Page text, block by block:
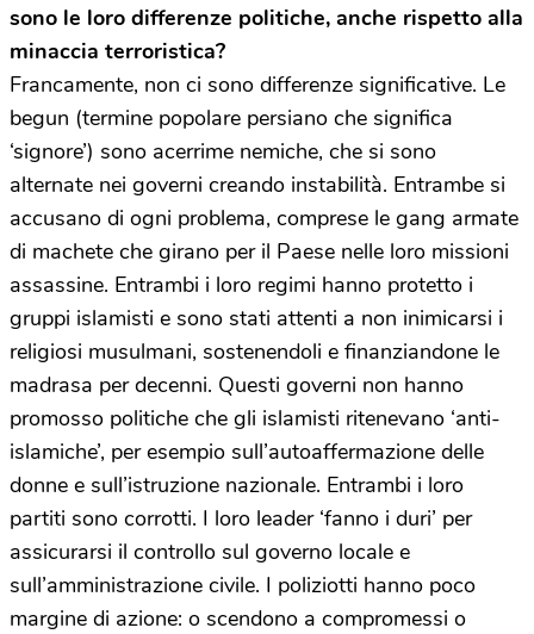
sono le loro differenze politiche, anche rispetto alla
minaccia terroristica?
Francamente, non ci sono differenze significative. Le
begun (termine popolare persiano che significa
‘signore’) sono acerrime nemiche, che si sono
alternate nei governi creando instabilità. Entrambe si
accusano di ogni problema, comprese le gang armate
di machete che girano per il Paese nelle loro missioni
assassine. Entrambi i loro regimi hanno protetto i
gruppi islamisti e sono stati attenti a non inimicarsi i
religiosi musulmani, sostenendoli e finanziandone le
madrasa per decenni. Questi governi non hanno
promosso politiche che gli islamisti ritenevano ‘anti-
islamiche’, per esempio sull’autoaffermazione delle
donne e sull’istruzione nazionale. Entrambi i loro
partiti sono corrotti. I loro leader ‘fanno i duri’ per
assicurarsi il controllo sul governo locale e
sull’amministrazione civile. I poliziotti hanno poco
margine di azione: o scendono a compromessi o